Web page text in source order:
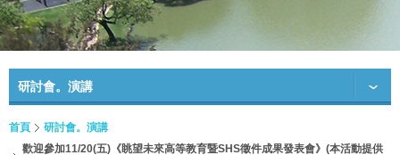
研討會。演講
首頁
研討會。演講
歡迎參加11/20(五)《眺望未來高等教育暨SHS徵件成果發表會》(本活動提供